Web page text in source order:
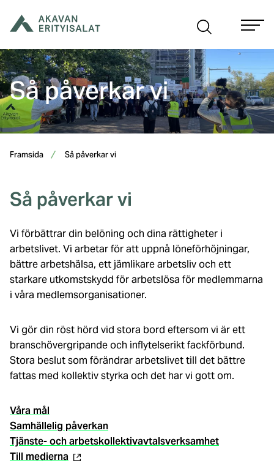
Så påverkar vi
Framsida Så påverkar vi
Så påverkar vi
Vi förbättrar din belöning och dina rättigheter i
arbetslivet. Vi arbetar för att uppnå löneförhöjningar,
bättre arbetshälsa, ett jämlikare arbetsliv och ett
starkare utkomstskydd för arbetslösa för medlemmarna
i våra medlemsorganisationer.
Vi gör din röst hörd vid stora bord eftersom vi är ett
branschövergripande och inflytelserikt fackförbund.
Stora beslut som förändrar arbetslivet till det bättre
fattas med kollektiv styrka och det har vi gott om.
Våra mål
Samhällelig påverkan
Tjänste- och arbetskollektivavtalsverksamhet
Till medierna (extern